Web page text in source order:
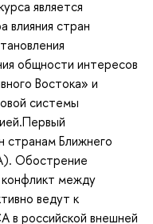
является
влияния стран
общности интересов
Востока» и
системы
странам Ближнего
Обострение
между
ведут к
в российской внешней